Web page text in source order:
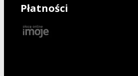
Płatności